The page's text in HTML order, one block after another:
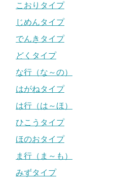
こおりタイプ
じめんタイプ
でんきタイプ
どくタイプ
な行（な～の）
はがねタイプ
は行（は～ほ）
ひこうタイプ
ほのおタイプ
ま行（ま～も）
みずタイプ